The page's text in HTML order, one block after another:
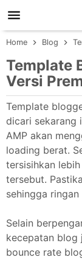
Home Blog
Template
Versi
Template
dicari sekarang
AMP akan
loading berat.
tersisihkan
tersebut.
sehingga
Selain
kecepatan blog
bounce rate